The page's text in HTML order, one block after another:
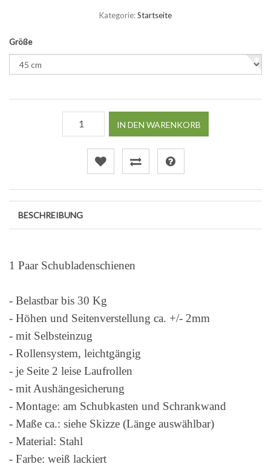
Kategorie:Startseite
Größe
IN DEN WARENKORB
BESCHREIBUNG
1 Paar Schubladenschienen
- Belastbar bis 30 Kg
- Höhen und Seitenverstellung ca. +/- 2mm
- mit Selbsteinzug
- Rollensystem, leichtgängig
- je Seite 2 leise Laufrollen
- mit Aushängesicherung
- Montage: am Schubkasten und Schrankwand
- Maße ca.: siehe Skizze (Länge auswählbar)
- Material: Stahl
- Farbe: weiß lackiert